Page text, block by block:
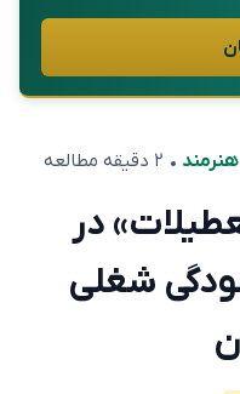
• ۲ دقیقه مطالعه
در
شغلی